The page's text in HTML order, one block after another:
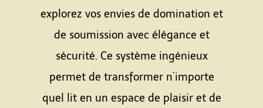
explorez vos envies de domination et
de soumission avec élégance et
sécurité. Ce système ingénieux
permet de transformer n’importe
quel lit en un espace de plaisir et de